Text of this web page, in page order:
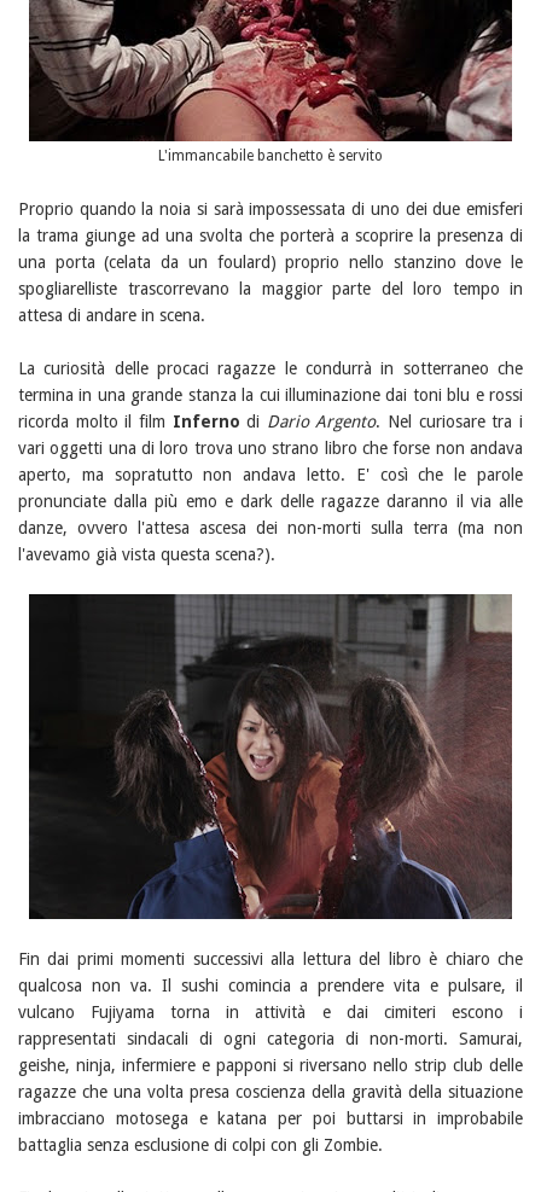
L'immancabile banchetto è servito
Proprio quando la noia si sarà impossessata di uno dei due emisferi
la trama giunge ad una svolta che porterà a scoprire la presenza di
una porta (celata da un foulard) proprio nello stanzino dove le
spogliarelliste trascorrevano la maggior parte del loro tempo in
attesa di andare in scena.
La curiosità delle procaci ragazze le condurrà in sotterraneo che
termina in una grande stanza la cui illuminazione dai toni blu e rossi
ricorda molto il film Inferno di Dario Argento. Nel curiosare tra i
vari oggetti una di loro trova uno strano libro che forse non andava
aperto, ma sopratutto non andava letto. E' così che le parole
pronunciate dalla più emo e dark delle ragazze daranno il via alle
danze, ovvero l'attesa ascesa dei non-morti sulla terra (ma non
l'avevamo già vista questa scena?).
Fin dai primi momenti successivi alla lettura del libro è chiaro che
qualcosa non va. Il sushi comincia a prendere vita e pulsare, il
vulcano Fujiyama torna in attività e dai cimiteri escono i
rappresentati sindacali di ogni categoria di non-morti. Samurai,
geishe, ninja, infermiere e papponi si riversano nello strip club delle
ragazze che una volta presa coscienza della gravità della situazione
imbracciano motosega e katana per poi buttarsi in improbabile
battaglia senza esclusione di colpi con gli Zombie.